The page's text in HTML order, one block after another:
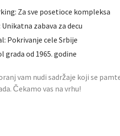
Za sve posetioce kompleksa
zabava za decu
Pokrivanje cele Srbije
grada od 1965. godine
vam nudi sadržaje koji se
Čekamo vas na vrhu!